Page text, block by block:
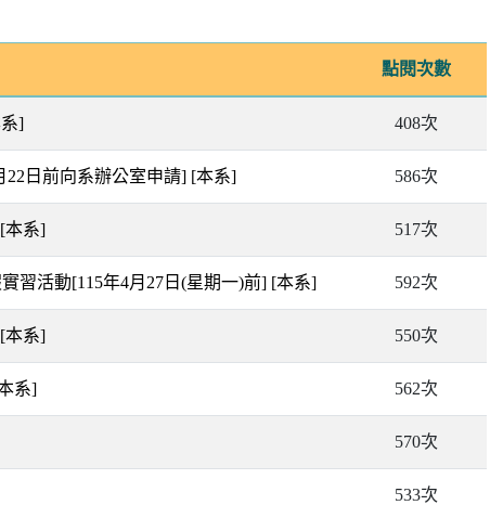
點閱次數
] 408次
22日前向系辦公室申請] [本系] 586次
[本系] 517次
習活動[115年4月27日(星期一)前] [本系] 592次
[本系] 550次
系] 562次
570次
533次